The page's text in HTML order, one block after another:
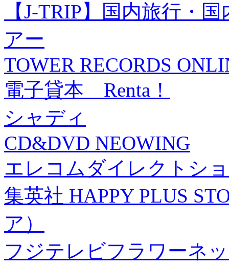
【J-TRIP】国内旅行・
アー
TOWER RECORDS
電子貸本 Renta！
シャディ
CD&DVD NEOWING
エレコムダイレクトシ
集英社 HAPPY PLUS
ア）
フジテレビフラワーネ